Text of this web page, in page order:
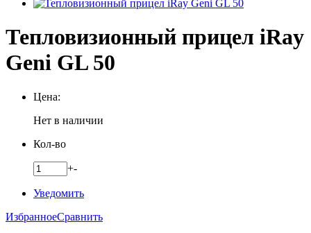
Тепловизионный прицел iRay
Geni GL 50
Цена:
Нет в наличии
Кол-во
+-
Уведомить
ИзбранноеСравнить